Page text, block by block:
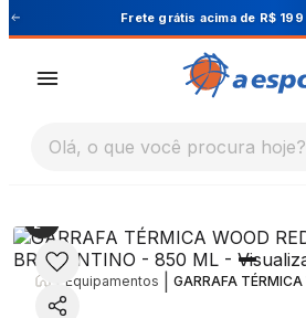
Cupom
Olá, o que você procura hoje?
Equipamentos